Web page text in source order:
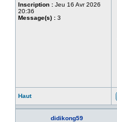
Inscription : Jeu 16 Avr 2026
20:36
Message(s) : 3
Haut
didikong59